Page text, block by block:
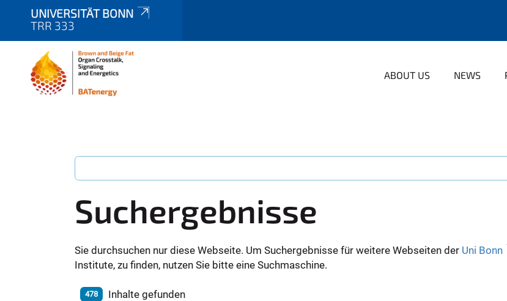
UNIVERSITÄT BONN
TRR 333
ABOUT US NEWS
Suchergebnisse
Sie durchsuchen nur diese Webseite. Um Suchergebnisse für weitere Webseiten der Uni Bonn
Institute, zu finden, nutzen Sie bitte eine Suchmaschine.
478 Inhalte gefunden